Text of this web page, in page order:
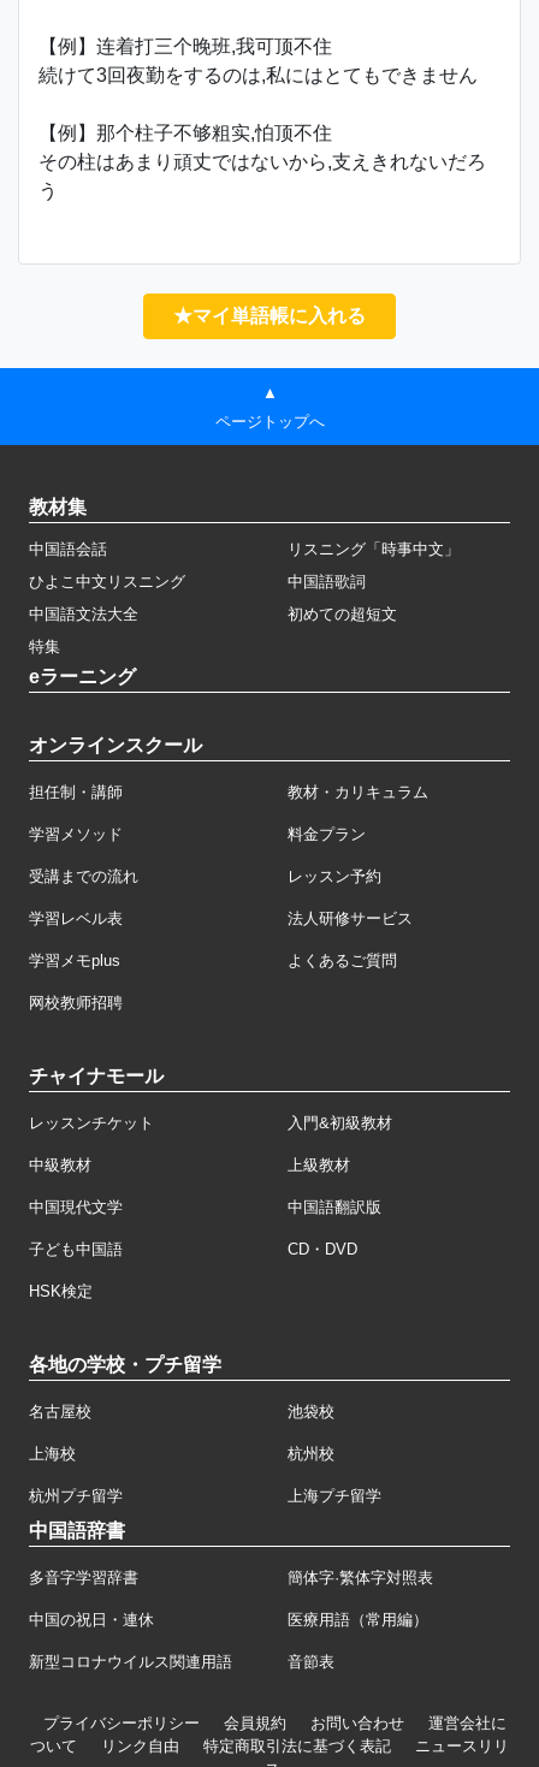
【例】连着打三个晚班,我可顶不住
続けて3回夜勤をするのは,私にはとてもできません
【例】那个柱子不够粗实,怕顶不住
その柱はあまり頑丈ではないから,支えきれないだろ
う
★マイ単語帳に入れる
▲
ページトップへ
教材集
中国語会話
リスニング「時事中文」
ひよこ中文リスニング
中国語歌詞
中国語文法大全
初めての超短文
特集
eラーニング
オンラインスクール
担任制・講師 教材・カリキュラム
学習メソッド 料金プラン
受講までの流れ レッスン予約
学習レベル表 法人研修サービス
学習メモplus よくあるご質問
网校教师招聘
チャイナモール
レッスンチケット 入門&初級教材
中級教材 上級教材
中国現代文学 中国語翻訳版
子ども中国語 CD・DVD
HSK検定
各地の学校・プチ留学
名古屋校 池袋校
上海校 杭州校
杭州プチ留学 上海プチ留学
中国語辞書
多音字学習辞書 簡体字·繁体字対照表
中国の祝日・連休 医療用語（常用編）
新型コロナウイルス関連用語 音節表
プライバシーポリシー 会員規約 お問い合わせ
運営会社に
ついて
リンク自由 特定商取引法に基づく表記
ニュースリリ